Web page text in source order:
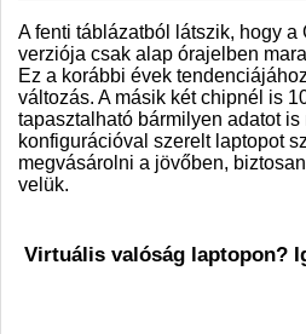
A fenti táblázatból látszik, hogy a
verziója csak alap órajelben
Ez a korábbi évek
változás. A másik két chipnél is
tapasztalható bármilyen adatot
konfigurációval szerelt laptopot
megvásárolni a jövőben,
velük.
Virtuális valóság laptopon?